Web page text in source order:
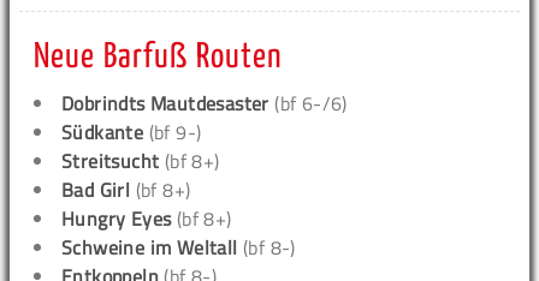
Neue Barfuß Routen
Dobrindts Mautdesaster (bf 6-/6)
Südkante (bf 9-)
Streitsucht (bf 8+)
Bad Girl (bf 8+)
Hungry Eyes(bf 8+)
Schweine im Weltall (bf 8-)